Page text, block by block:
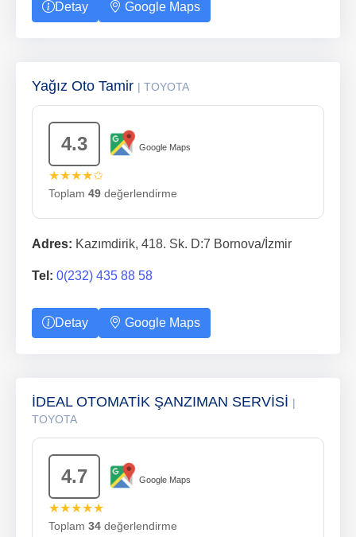
Detay Google Maps
Yağız Oto Tamir | TOYOTA
4.3 Google Maps
★★★★✩
Toplam 49 değerlendirme
Adres: Kazımdirik, 418. Sk. D:7 Bornova/İzmir
Tel: 0(232) 435 88 58
Detay Google Maps
İDEAL OTOMATİK ŞANZIMAN SERVİSİ |
TOYOTA
4.7 Google Maps
★★★★★
Toplam 34 değerlendirme